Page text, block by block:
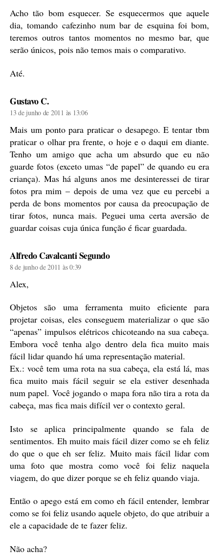
Acho tão bom esquecer. Se esquecermos que aquele
dia, tomando cafezinho num bar de esquina foi bom,
teremos outros tantos momentos no mesmo bar, que
serão únicos, pois não temos mais o comparativo.
Até.
Gustavo C.diz:
13 de junho de 2011 às 13:06
Mais um ponto para praticar o desapego. E tentar tbm
praticar o olhar pra frente, o hoje e o daqui em diante.
Tenho um amigo que acha um absurdo que eu não
guarde fotos (exceto umas “de papel” de quando eu era
criança). Mas há alguns anos me desinteressei de tirar
fotos pra mim – depois de uma vez que eu percebi a
perda de bons momentos por causa da preocupação de
tirar fotos, nunca mais. Peguei uma certa aversão de
guardar coisas cuja única função é ficar guardada.
Alfredo Cavalcanti Segundodiz:
8 de junho de 2011 às 0:39
Alex,
Objetos são uma ferramenta muito eficiente para
projetar coisas, eles conseguem materializar o que são
“apenas” impulsos elétricos chicoteando na sua cabeça.
Embora você tenha algo dentro dela fica muito mais
fácil lidar quando há uma representação material.
Ex.: você tem uma rota na sua cabeça, ela está lá, mas
fica muito mais fácil seguir se ela estiver desenhada
num papel. Você jogando o mapa fora não tira a rota da
cabeça, mas fica mais difícil ver o contexto geral.
Isto se aplica principalmente quando se fala de
sentimentos. Eh muito mais fácil dizer como se eh feliz
do que o que eh ser feliz. Muito mais fácil lidar com
uma foto que mostra como você foi feliz naquela
viagem, do que dizer porque se eh feliz quando viaja.
Então o apego está em como eh fácil entender, lembrar
como se foi feliz usando aquele objeto, do que atribuir a
ele a capacidade de te fazer feliz.
Não acha?